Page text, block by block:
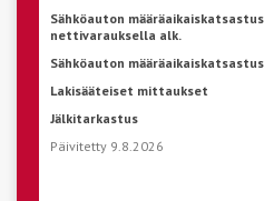
Sähköauton määräaikaiskatsastus
nettivarauksella alk.
Sähköauton määräaikaiskatsastus
Lakisääteiset mittaukset
Jälkitarkastus
Päivitetty 9.8.2026